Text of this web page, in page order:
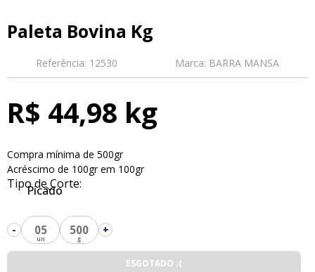
Paleta Bovina Kg
Referência: 12530 Marca: BARRA MANSA
R$ 44,98 kg
Compra mínima de 500gr
Acréscimo de 100gr em 100gr
Tipo de Corte:
Picado
- 05 500 +
ESGOTADO :(